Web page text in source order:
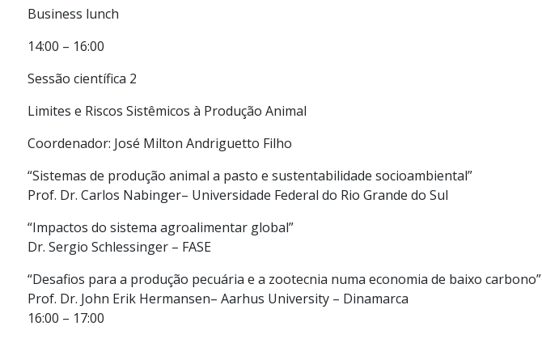
Business lunch
14:00 – 16:00
Sessão científica 2
Limites e Riscos Sistêmicos à Produção Animal
Coordenador: José Milton Andriguetto Filho
“Sistemas de produção animal a pasto e sustentabilidade socioambiental”
Prof. Dr. Carlos Nabinger– Universidade Federal do Rio Grande do Sul
“Impactos do sistema agroalimentar global”
Dr. Sergio Schlessinger – FASE
“Desafios para a produção pecuária e a zootecnia numa economia de baixo carbono”
Prof. Dr. John Erik Hermansen– Aarhus University – Dinamarca
16:00 – 17:00